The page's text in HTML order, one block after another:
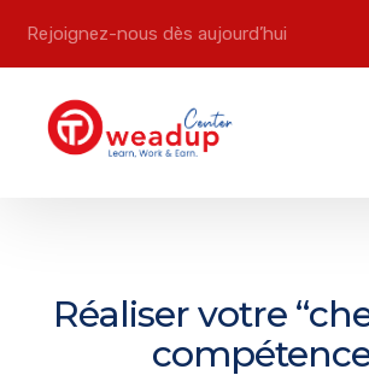
Rejoignez-nous dès aujourd’hui
Réaliser votre